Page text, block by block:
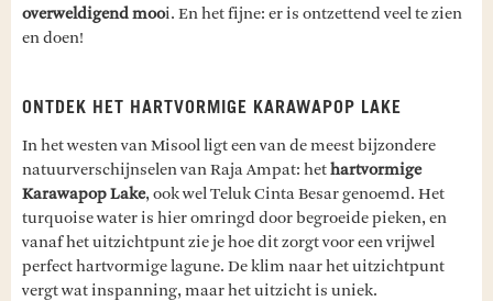
overweldigend mooi. En het fijne: er is ontzettend veel te zien
en doen!
ONTDEK HET HARTVORMIGE KARAWAPOP LAKE
In het westen van Misool ligt een van de meest bijzondere
natuurverschijnselen van Raja Ampat: hethartvormige
Karawapop Lake, ook wel Teluk Cinta Besar genoemd. Het
turquoise water is hier omringd door begroeide pieken, en
vanaf het uitzichtpunt zie je hoe dit zorgt voor een vrijwel
perfect hartvormige lagune. De klim naar het uitzichtpunt
vergt wat inspanning, maar het uitzicht is uniek.